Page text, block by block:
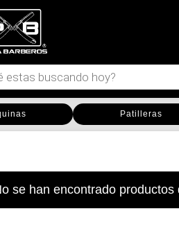
Patilleras
se han encontrado